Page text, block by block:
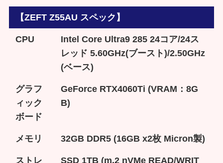
【ZEFT Z55AU スペック】
CPU
Intel Core Ultra9 285 24コア/24ス
レッド 5.60GHz(ブースト)/2.50GHz
(ベース)
グラフ
ィック
ボード
GeForce RTX4060Ti (VRAM：8G
B)
メモリ 32GB DDR5 (16GB x2枚 Micron製)
ストレ
SSD 1TB (m.2 nVMe READ/WRIT